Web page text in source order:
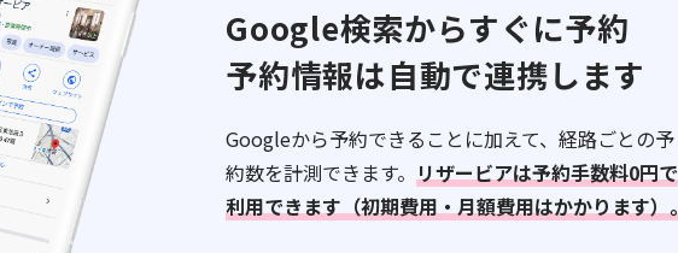
Google検索からすぐに予約
予約情報は自動で連携します
Googleから予約できることに加えて、経路ごとの予
約数を計測できます。 リザービアは予約手数料0円で
利用できます（初期費用・月額費用はかかります）。